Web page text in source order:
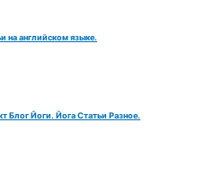
английском языке.
Йоги. Йога Статьи Разное.